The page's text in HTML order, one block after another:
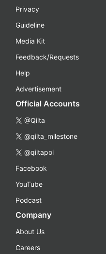
Privacy
Guideline
Media Kit
Feedback/Requests
Help
Advertisement
Official Accounts
@Qiita
@qiita_milestone
@qiitapoi
Facebook
YouTube
Podcast
Company
About Us
Careers